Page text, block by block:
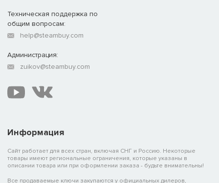
Информация
Сайт работает для всех стран, включая СНГ и Россию. Некоторые
товары имеют региональные ограничения, которые указаны в
описании товара или при оформлении заказа - будьте внимательны!
Все продаваемые ключи закупаются у официальных дилеров,
Техническая поддержка по
общим вопросам:
help@steambuy.com
Администрация:
zuikov@steambuy.com